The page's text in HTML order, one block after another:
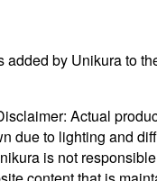
added by Unikura to
Actual
due to lighting and
is not